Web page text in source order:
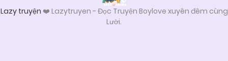
Lazy truyện ❤️ Lazytruyen - Đọc Truyện Boylove xuyên đêm cùng
Lười.